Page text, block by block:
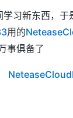
习新东西，
用的
事俱备了